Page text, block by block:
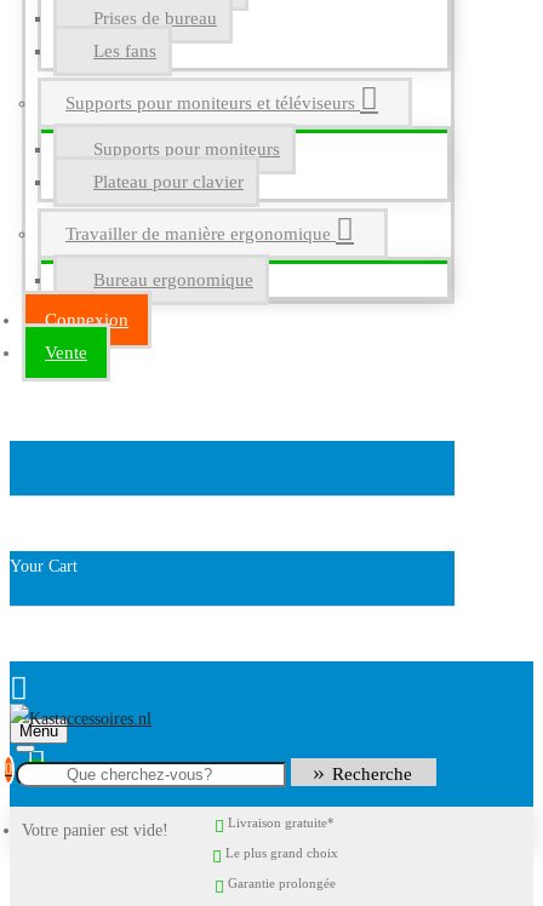
Prises de bureau
Les fans
Supports pour moniteurs et téléviseurs
Supports pour moniteurs
Plateau pour clavier
Travailler de manière ergonomique
Bureau ergonomique
Connexion
Vente
Your Cart
Menu
0
Votre panier est vide!
Recherche
Livraison gratuite*
Le plus grand choix
Garantie prolongée